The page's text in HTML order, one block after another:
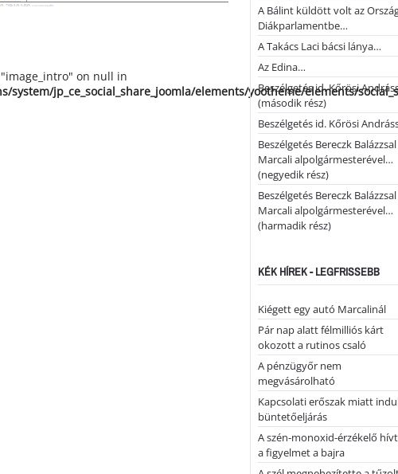
on null in
jp_ce_social_share_joomla/elements/yootheme/elements/
A Bálint küldött volt az
Diákparlamentbe…
A Takács Laci bácsi lánya…
Az Edina…
Beszélgetés id. Kőrösi
(második rész)
Beszélgetés id. Kőrösi
Beszélgetés Bereczk Balázzsal
Marcali alpolgármesterével…
(negyedik rész)
Beszélgetés Bereczk Balázzsal
Marcali alpolgármesterével…
(harmadik rész)
KÉK HÍREK - LEGFRISSEBB
Kiégett egy autó Marcalinál
Pár nap alatt félmilliós kárt
okozott a rutinos csaló
A pénzügyőr nem
megvásárolható
Kapcsolati erőszak miatt
büntetőeljárás
A szén-monoxid-érzékelő
a figyelmet a bajra